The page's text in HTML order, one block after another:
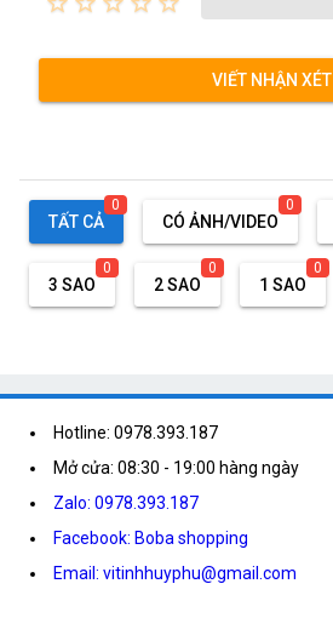
VIẾT NHẬN XÉT
TẤT CẢ
0
CÓ ẢNH/VIDEO
0
3 SAO
0
2 SAO
0
1 SAO
0
Hotline: 0978.393.187
Mở cửa: 08:30 - 19:00 hàng ngày
Zalo: 0978.393.187
Facebook: Boba shopping
Email: vitinhhuyphu@gmail.com